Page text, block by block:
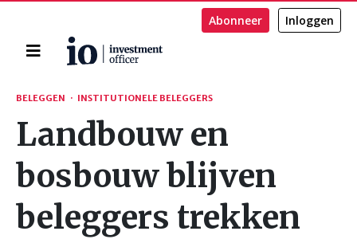
Home
Abonneer Inloggen
Zoeken
BELEGGEN · INSTITUTIONELE BELEGGERS
Landbouw en
bosbouw blijven
beleggers trekken